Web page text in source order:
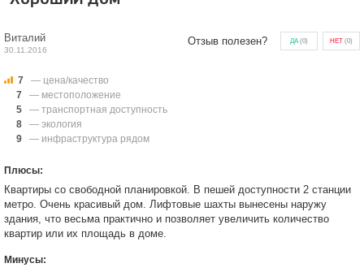
Виталий
30.11.2016
Отзыв полезен? ДА(0) НЕТ (0)
7
— цена/качество
7
— местоположение
5
— транспортная доступность
8
— экология
9
— инфраструктура рядом
Плюсы:
Квартиры со свободной планировкой. В пешей доступности 2 станции
метро. Очень красивый дом. Лифтовые шахты вынесены наружу
здания, что весьма практично и позволяет увеличить количество
квартир или их площадь в доме.
Минусы: